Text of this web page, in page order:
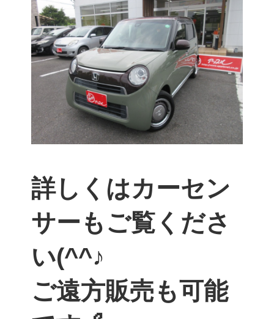
詳しくはカーセン
サーもご覧くださ
い(^^♪
ご遠方販売も可能